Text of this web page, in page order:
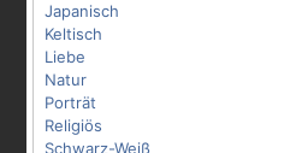
Japanisch
Keltisch
Liebe
Natur
Porträt
Religiös
Schwarz-Weiß